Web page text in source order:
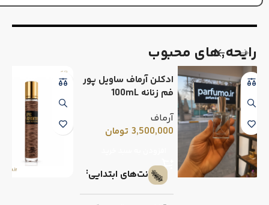
رایحه٬های محبوب
ادکلن آرماف ساویل پور
فم زنانه 100mL
آرماف
3,500,000 تومان
نت‌های ابتدایی